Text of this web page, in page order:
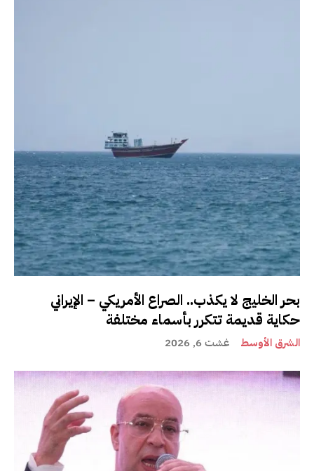
بحر الخليج لا يكذب.. الصراع الأمريكي – الإيراني
حكاية قديمة تتكرر بأسماء مختلفة
الشرق الأوسط غشت 6, 2026